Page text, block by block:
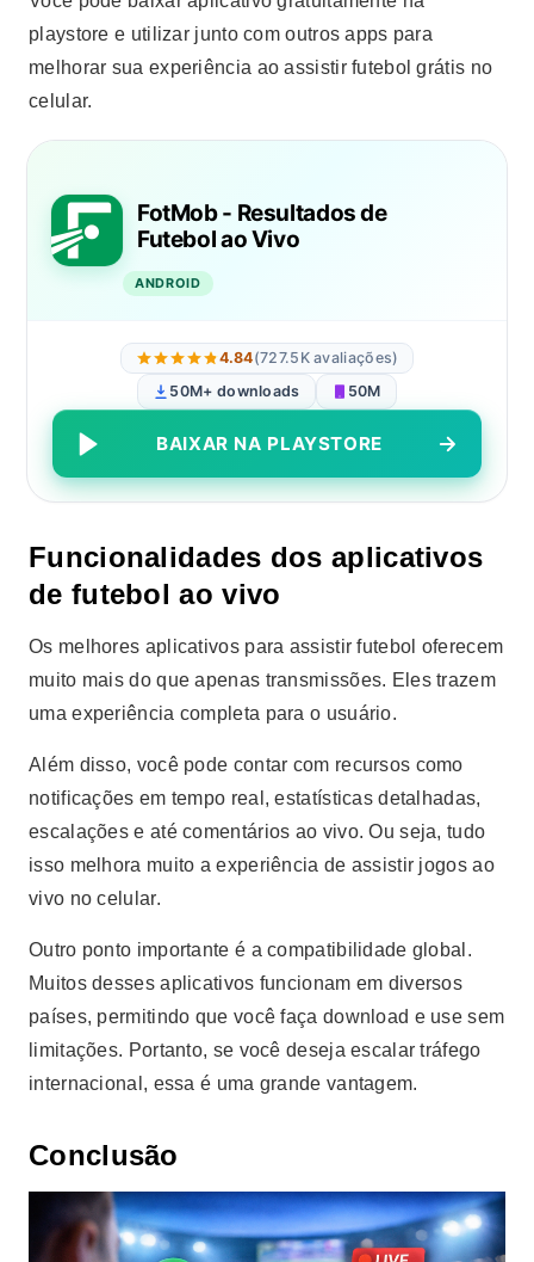
playstore e utilizar junto com outros apps para
melhorar sua experiência ao assistir futebol grátis no
celular.
FotMob - Resultados de
Futebol ao Vivo
ANDROID
4.84(727.5K avaliações)
50M+ downloads
50M
BAIXAR NA PLAYSTORE
Funcionalidades dos aplicativos
de futebol ao vivo
Os melhores aplicativos para assistir futebol oferecem
muito mais do que apenas transmissões. Eles trazem
uma experiência completa para o usuário.
Além disso, você pode contar com recursos como
notificações em tempo real, estatísticas detalhadas,
escalações e até comentários ao vivo. Ou seja, tudo
isso melhora muito a experiência de assistir jogos ao
vivo no celular.
Outro ponto importante é a compatibilidade global.
Muitos desses aplicativos funcionam em diversos
países, permitindo que você faça download e use sem
limitações. Portanto, se você deseja escalar tráfego
internacional, essa é uma grande vantagem.
Conclusão